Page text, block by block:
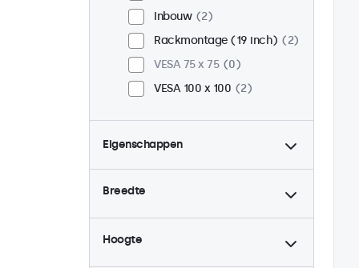
Inbouw
2
Rackmontage (19 inch)
2
VESA 75 x 75
0
VESA 100 x 100
2
Eigenschappen
4:3 / 5:4
1
Dimbaar
2
Continu gebruik (24/7)
2
Breedte
Hoogte